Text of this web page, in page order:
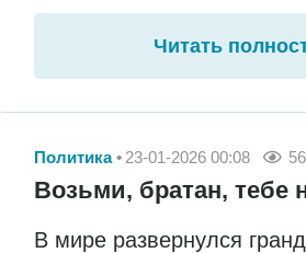
Читать
Политика 23-01-2026 00:08
Возьми, братан, тебе
В мире развернулся